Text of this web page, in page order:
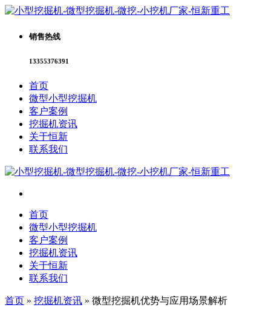
销售热线
13355376391
首页
微型小型挖掘机
客户案例
挖掘机资讯
关于恒新
联系我们
首页
微型小型挖掘机
客户案例
挖掘机资讯
关于恒新
联系我们
首页 » 挖掘机资讯 » 微型挖掘机优势与应用场景解析